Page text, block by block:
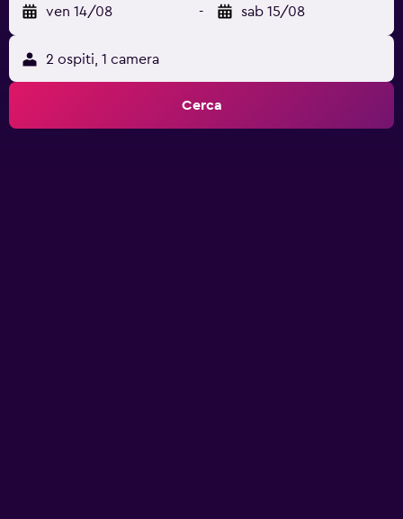
ven 14/08 - sab 15/08
2 ospiti, 1 camera
Cerca